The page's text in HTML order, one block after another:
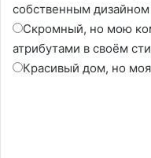
собственным дизайном
Скромный, но мою
атрибутами в своём
Красивый дом, но